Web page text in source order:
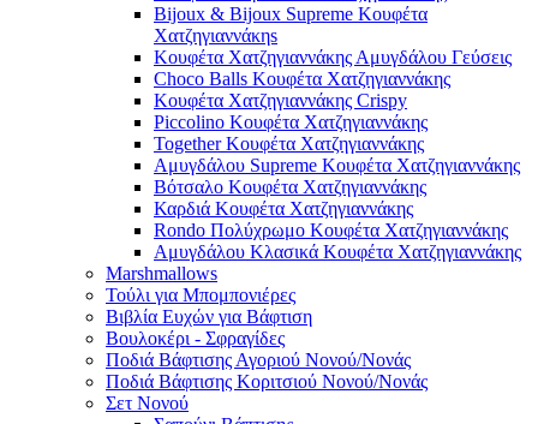
Bijoux & Bijoux Supreme Κουφέτα
Χατζηγιαννάκηs
Κουφέτα Χατζηγιαννάκης Αμυγδάλου Γεύσεις
Choco Balls Κουφέτα Χατζηγιαννάκης
Κουφέτα Χατζηγιαννάκης Crispy
Piccolino Κουφέτα Χατζηγιαννάκης
Together Κουφέτα Χατζηγιαννάκης
Αμυγδάλου Supreme Κουφέτα Χατζηγιαννάκης
Βότσαλο Κουφέτα Χατζηγιαννάκης
Καρδιά Κουφέτα Χατζηγιαννάκης
Rondo Πολύχρωμο Κουφέτα Χατζηγιαννάκης
Αμυγδάλου Κλασικά Κουφέτα Χατζηγιαννάκης
Marshmallows
Τούλι για Μπομπονιέρες
Βιβλία Ευχών για Βάφτιση
Βουλοκέρι - Σφραγίδες
Ποδιά Βάφτισης Αγοριού Νονού/Νονάς
Ποδιά Βάφτισης Κοριτσιού Νονού/Νονάς
Σετ Νονού